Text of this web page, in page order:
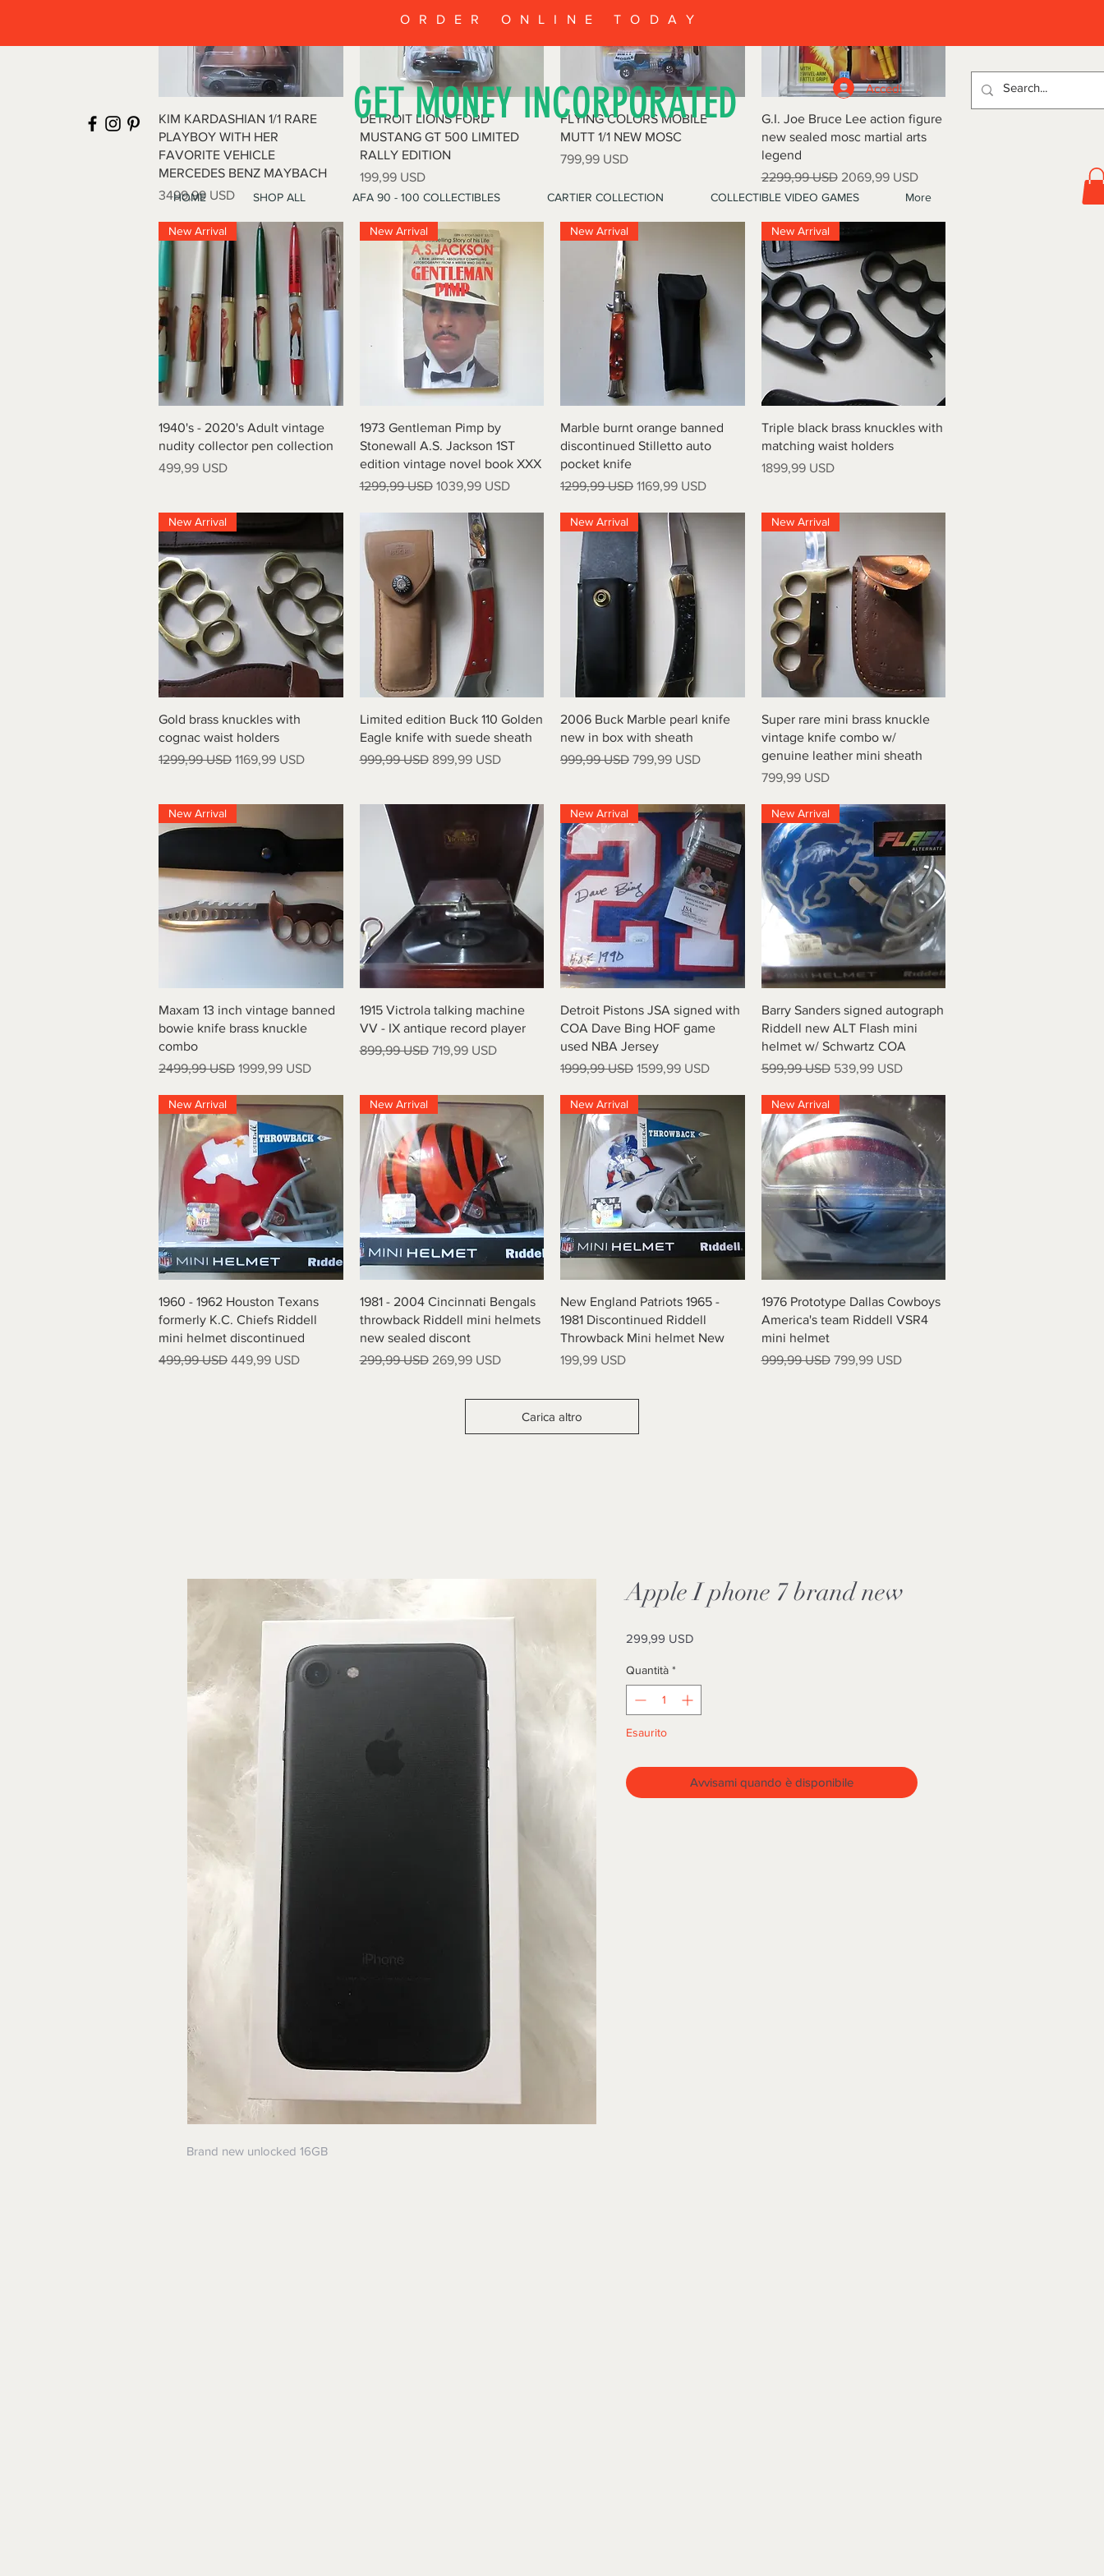
ORDER ONLINE TODAY
GET MONEY INCORPORATED Accedi
HOME SHOP ALL AFA 90 - 100 COLLECTIBLES CARTIER COLLECTION COLLECTIBLE VIDEO GAMES More
Vista rapida
KIM KARDASHIAN 1/1 RARE
PLAYBOY WITH HER
FAVORITE VEHICLE
MERCEDES BENZ MAYBACH
Prezzo
3499,99 USD
Vista rapida
DETROIT LIONS FORD
MUSTANG GT 500 LIMITED
RALLY EDITION
Prezzo
199,99 USD
Vista rapida
FLYING COLORS MOBILE
MUTT 1/1 NEW MOSC
Prezzo
799,99 USD
Vista rapida
G.I. Joe Bruce Lee action figure
new sealed mosc martial arts
legend
Prezzo regolare
2299,99 USD Prezzo scontato
2069,99 USD
Vista rapida
New Arrival
1940's - 2020's Adult vintage
nudity collector pen collection
Prezzo
499,99 USD
Vista rapida
New Arrival
1973 Gentleman Pimp by
Stonewall A.S. Jackson 1ST
edition vintage novel book XXX
Prezzo regolare
1299,99 USD Prezzo scontato
1039,99 USD
Vista rapida
New Arrival
Marble burnt orange banned
discontinued Stilletto auto
pocket knife
Prezzo regolare
1299,99 USD Prezzo scontato
1169,99 USD
Vista rapida
New Arrival
Triple black brass knuckles with
matching waist holders
Prezzo
1899,99 USD
Vista rapida
New Arrival
Gold brass knuckles with
cognac waist holders
Prezzo regolare
1299,99 USD Prezzo scontato
1169,99 USD
Vista rapida
Limited edition Buck 110 Golden
Eagle knife with suede sheath
Prezzo regolare
999,99 USD Prezzo scontato
899,99 USD
Vista rapida
New Arrival
2006 Buck Marble pearl knife
new in box with sheath
Prezzo regolare
999,99 USD Prezzo scontato
799,99 USD
Vista rapida
New Arrival
Super rare mini brass knuckle
vintage knife combo w/
genuine leather mini sheath
Prezzo
799,99 USD
Vista rapida
New Arrival
Maxam 13 inch vintage banned
bowie knife brass knuckle
combo
Prezzo regolare
2499,99 USD Prezzo scontato
1999,99 USD
Vista rapida
1915 Victrola talking machine
VV - IX antique record player
Prezzo regolare
899,99 USD Prezzo scontato
719,99 USD
Vista rapida
New Arrival
Detroit Pistons JSA signed with
COA Dave Bing HOF game
used NBA Jersey
Prezzo regolare
1999,99 USD Prezzo scontato
1599,99 USD
Vista rapida
New Arrival
Barry Sanders signed autograph
Riddell new ALT Flash mini
helmet w/ Schwartz COA
Prezzo regolare
599,99 USD Prezzo scontato
539,99 USD
Vista rapida
New Arrival
1960 - 1962 Houston Texans
formerly K.C. Chiefs Riddell
mini helmet discontinued
Prezzo regolare
499,99 USD Prezzo scontato
449,99 USD
Vista rapida
New Arrival
1981 - 2004 Cincinnati Bengals
throwback Riddell mini helmets
new sealed discont
Prezzo regolare
299,99 USD Prezzo scontato
269,99 USD
Vista rapida
New Arrival
New England Patriots 1965 -
1981 Discontinued Riddell
Throwback Mini helmet New
Prezzo
199,99 USD
Vista rapida
New Arrival
1976 Prototype Dallas Cowboys
America's team Riddell VSR4
mini helmet
Prezzo regolare
999,99 USD Prezzo scontato
799,99 USD
Carica altro
Brand new unlocked 16GB
Apple I phone 7 brand new
299,99 USD
Quantità *
Esaurito
Avvisami quando è disponibile